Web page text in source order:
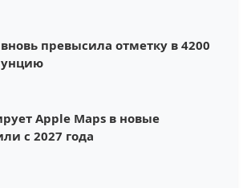
превысила отметку в 4200
унцию
Apple Maps в новые
с 2027 года